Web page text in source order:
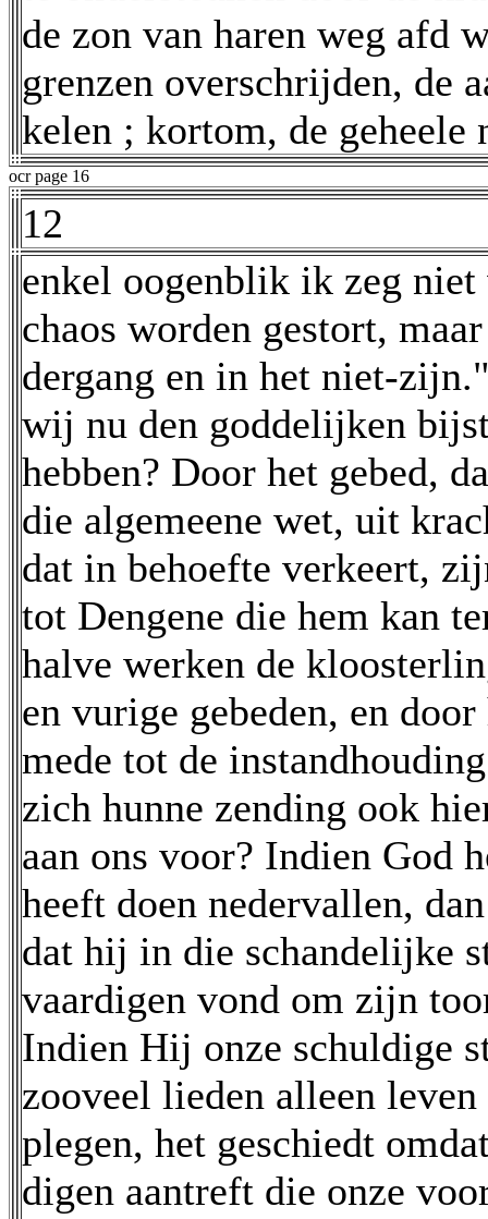
de zon van haren weg afd
grenzen overschrijden, de
kelen ; kortom, de geheele
ocr page 16
12
enkel oogenblik ik zeg niet
chaos worden gestort,
dergang en in het niet-
wij nu den goddelijken
hebben? Door het gebed,
die algemeene wet, uit
dat in behoefte verkeert,
tot Dengene die hem kan
halve werken de
en vurige gebeden, en
mede tot de
zich hunne zending ook
aan ons voor? Indien God
heeft doen nedervallen,
dat hij in die schandelijke
vaardigen vond om zijn
Indien Hij onze schuldige
zooveel lieden alleen
plegen, het geschiedt
digen aantreft die onze